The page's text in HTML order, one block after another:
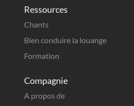
Ressources
Chants
Bien conduire la louange
Formation
Compagnie
A propos de